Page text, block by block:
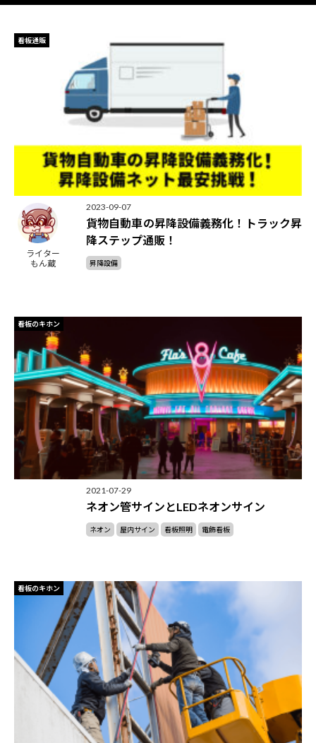
看板通販
ライター
もん蔵
2023-09-07
貨物自動車の昇降設備義務化！トラック昇
降ステップ通販！
昇降設備
看板のキホン
2021-07-29
ネオン管サインとLEDネオンサイン
ネオン 屋内サイン 看板照明 電飾看板
看板のキホン